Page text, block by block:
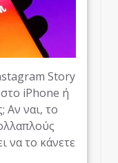
Story
iPhone ή
Αν ναι, το
να το κάνετε